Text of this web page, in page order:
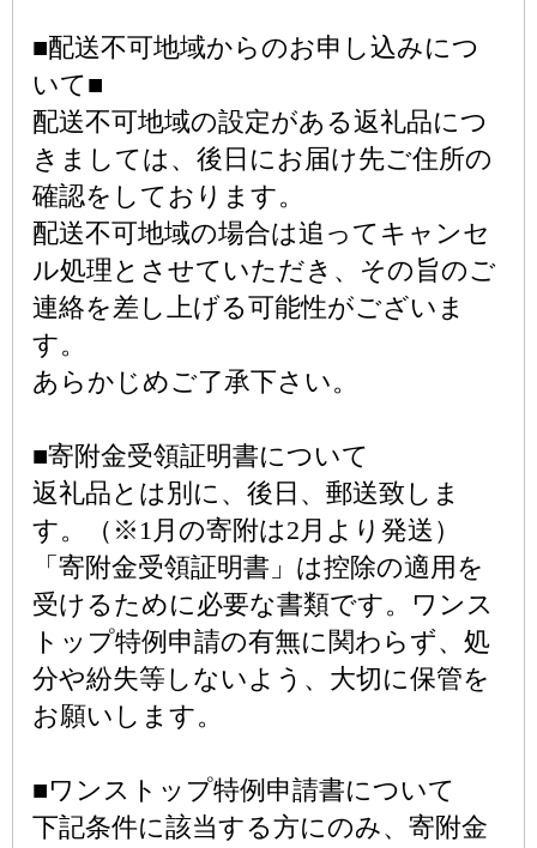
■配送不可地域からのお申し込みにつ
いて■
配送不可地域の設定がある返礼品につ
きましては、後日にお届け先ご住所の
確認をしております。
配送不可地域の場合は追ってキャンセ
ル処理とさせていただき、その旨のご
連絡を差し上げる可能性がございま
す。
あらかじめご了承下さい。
■寄附金受領証明書について
返礼品とは別に、後日、郵送致しま
す。（※1月の寄附は2月より発送）
「寄附金受領証明書」は控除の適用を
受けるために必要な書類です。ワンス
トップ特例申請の有無に関わらず、処
分や紛失等しないよう、大切に保管を
お願いします。
■ワンストップ特例申請書について
下記条件に該当する方にのみ、寄附金